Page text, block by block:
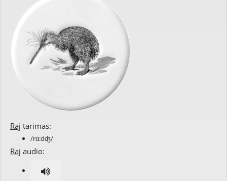
Raj tarimas:
/rɑ:dʤ/
Raj audio: